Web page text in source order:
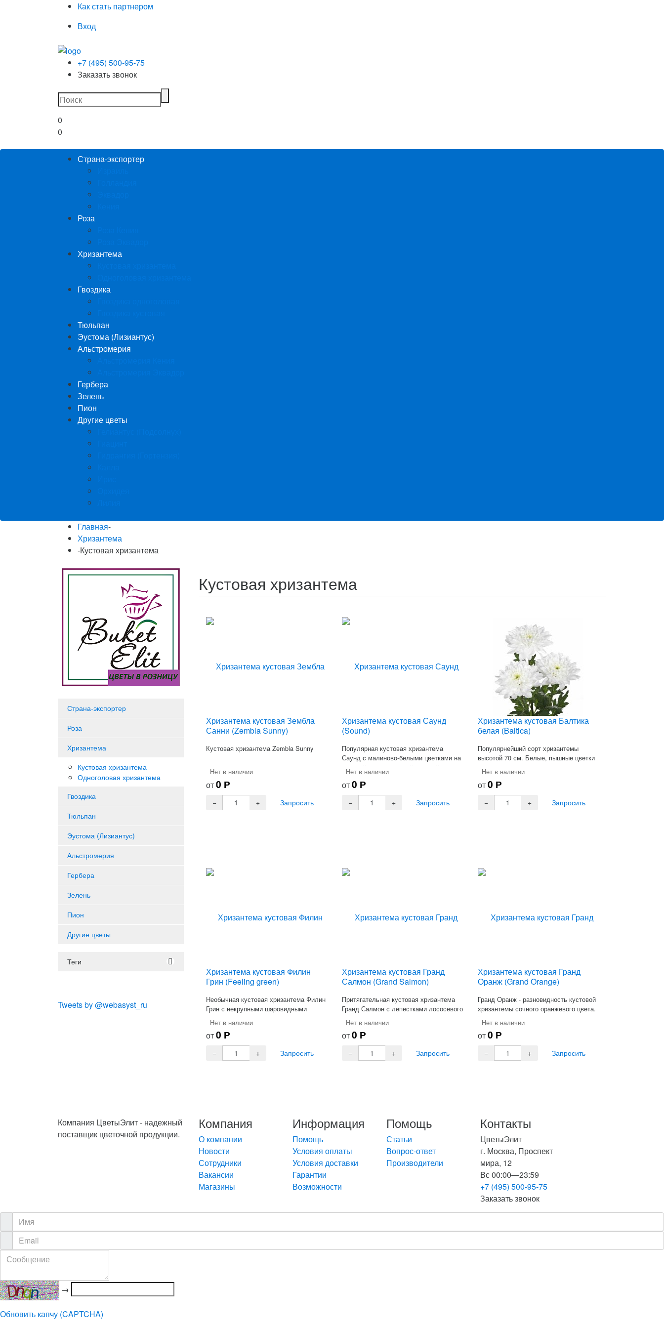
Как стать партнером
Вход
+7 (495) 500-95-75
Заказать звонок
0
0
Страна-экспортер
Роза
Хризантема
Гвоздика
Тюльпан
Эустома (Лизиантус)
Альстромерия
Гербера
Зелень
Пион
Другие цветы
Главная-
Хризантема
-Кустовая хризантема
Страна-экспортер
Роза
Хризантема
Кустовая хризантема
Одноголовая хризантема
Гвоздика
Тюльпан
Эустома (Лизиантус)
Альстромерия
Гербера
Зелень
Пион
Другие цветы
Теги
Tweets by @webasyst_ru
Кустовая хризантема
Хризантема кустовая Зембла
Санни (Zembla Sunny)
Кустовая хризантема Zembla Sunny
Нет в наличии
от0 Р
Запросить
Хризантема кустовая Саунд
(Sound)
Популярная кустовая хризантема
Саунд с малиново-белыми цветками на
прочной ветке с темной листвой.
Нет в наличии
от0 Р
Запросить
Хризантема кустовая Балтика
белая (Baltica)
Популярнейший сорт хризантемы
высотой 70 см. Белые, пышные цветки
на прочных стеблях.
Нет в наличии
от0 Р
Запросить
Хризантема кустовая Филин
Грин (Feeling green)
Необычная кустовая хризантема Филин
Грин с некрупными шаровидными
цветками зеленого цвета.
Нет в наличии
от0 Р
Запросить
Хризантема кустовая Гранд
Салмон (Grand Salmon)
Притягательная кустовая хризантема
Гранд Салмон с лепестками лососевого
цвета.
Нет в наличии
от0 Р
Запросить
Хризантема кустовая Гранд
Оранж (Grand Orange)
Гранд Оранж - разновидность кустовой
хризантемы сочного оранжевого цвета.
Высота цветка - 70 см.
Нет в наличии
от0 Р
Запросить
Компания ЦветыЭлит - надежный
поставщик цветочной продукции.
Компания
О компании
Новости
Сотрудники
Вакансии
Магазины
Информация
Помощь
Условия оплаты
Условия доставки
Гарантии
Возможности
Помощь
Статьи
Вопрос-ответ
Производители
Контакты
ЦветыЭлит
г. Москва, Проспект
мира, 12
Вс 00:00—23:59
+7 (495) 500-95-75
Заказать звонок
→
Обновить капчу (CAPTCHA)